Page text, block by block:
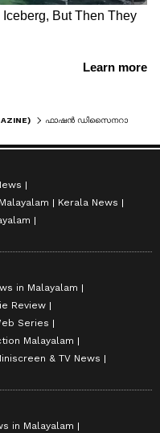
Kerala News
in Malayalam
Review
Series
Malayalam
& TV News
in Malayalam